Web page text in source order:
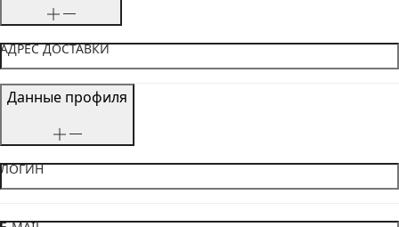
АДРЕС ДОСТАВКИ
Данные профиля
ЛОГИН